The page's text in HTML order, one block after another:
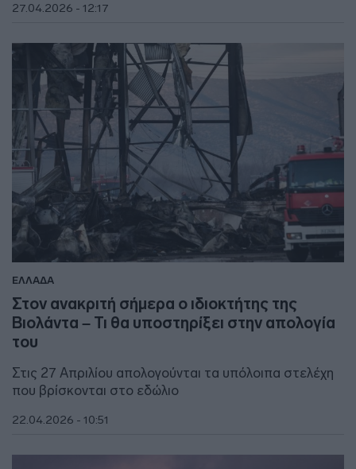
27.04.2026 - 12:17
ΕΛΛΑΔΑ
Στον ανακριτή σήμερα ο ιδιοκτήτης της
Βιολάντα – Τι θα υποστηρίξει στην απολογία
του
Στις 27 Απριλίου απολογούνται τα υπόλοιπα στελέχη
που βρίσκονται στο εδώλιο
22.04.2026 - 10:51